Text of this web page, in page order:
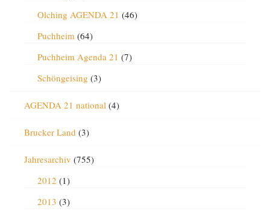
Olching AGENDA 21 (46)
Puchheim(64)
Puchheim Agenda 21 (7)
Schöngeising (3)
AGENDA 21 national(4)
Brucker Land (3)
Jahresarchiv (755)
2012 (1)
2013 (3)